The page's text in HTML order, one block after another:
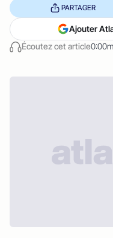
Écoutez cet article
PARTAGER
Ajouter